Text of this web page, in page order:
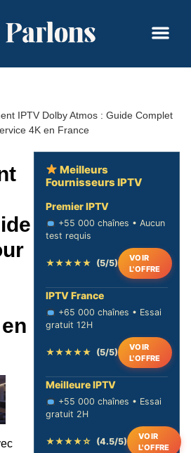
IPTV Dolby Atmos : Guide Complet
4K en France
Meilleurs
Fournisseurs IPTV
Premier IPTV
+55 000 chaînes • Aucun
test requis
★★★★★ (5/5)
VOIR
L'OFFRE
IPTV France
+65 000 chaînes • Essai
gratuit 12H
★★★★★ (5/5)
VOIR
L'OFFRE
Meilleure IPTV
+55 000 chaînes • Essai
gratuit 2H
★★★★☆ (4.5/5)
VOIR
L'OFFRE